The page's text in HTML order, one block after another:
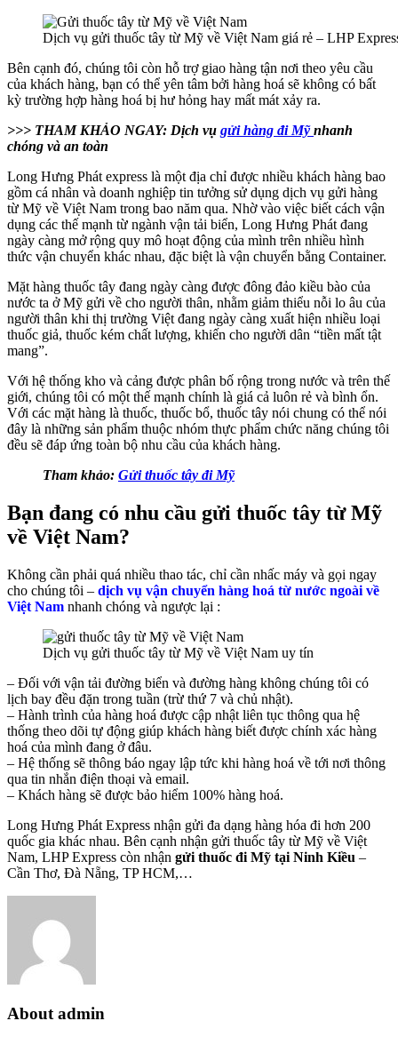
Dịch vụ gửi thuốc tây từ Mỹ về Việt Nam giá rẻ – LHP
Bên cạnh đó, chúng tôi còn hỗ trợ giao hàng tận nơi theo yêu cầu
của khách hàng, bạn có thể yên tâm bởi hàng hoá sẽ không có bất
kỳ trường hợp hàng hoá bị hư hỏng hay mất mát xảy ra.
>>> THAM KHẢO NGAY: Dịch vụ gửi hàng đi Mỹnhanh
chóng và an toàn
Long Hưng Phát express là một địa chỉ được nhiều khách hàng bao
gồm cá nhân và doanh nghiệp tin tưởng sử dụng dịch vụ gửi hàng
từ Mỹ về Việt Nam trong bao năm qua. Nhờ vào việc biết cách vận
dụng các thế mạnh từ ngành vận tải biển, Long Hưng Phát đang
ngày càng mở rộng quy mô hoạt động của mình trên nhiều hình
thức vận chuyển khác nhau, đặc biệt là vận chuyển bằng Container.
Mặt hàng thuốc tây đang ngày càng được đông đảo kiều bào của
nước ta ở Mỹ gửi về cho người thân, nhằm giảm thiểu nỗi lo âu của
người thân khi thị trường Việt đang ngày càng xuất hiện nhiều loại
thuốc giả, thuốc kém chất lượng, khiến cho người dân “tiền mất tật
mang”.
Với hệ thống kho và cảng được phân bố rộng trong nước và trên thế
giới, chúng tôi có một thế mạnh chính là giá cả luôn rẻ và bình ổn.
Với các mặt hàng là thuốc, thuốc bổ, thuốc tây nói chung có thể nói
đây là những sản phẩm thuộc nhóm thực phẩm chức năng chúng tôi
đều sẽ đáp ứng toàn bộ nhu cầu của khách hàng.
Tham khảo: Gửi thuốc tây đi Mỹ
Bạn đang có nhu cầu gửi thuốc tây từ Mỹ
về Việt Nam?
Không cần phải quá nhiều thao tác, chỉ cần nhấc máy và gọi ngay
cho chúng tôi – dịch vụ vận chuyển hàng hoá từ nước ngoài về
Việt Nam nhanh chóng và ngược lại :
Dịch vụ gửi thuốc tây từ Mỹ về Việt Nam uy tín
– Đối với vận tải đường biển và đường hàng không chúng tôi có
lịch bay đều đặn trong tuần (trừ thứ 7 và chủ nhật).
– Hành trình của hàng hoá được cập nhật liên tục thông qua hệ
thống theo dõi tự động giúp khách hàng biết được chính xác hàng
hoá của mình đang ở đâu.
– Hệ thống sẽ thông báo ngay lập tức khi hàng hoá về tới nơi thông
qua tin nhắn điện thoại và email.
– Khách hàng sẽ được bảo hiểm 100% hàng hoá.
Long Hưng Phát Express nhận gửi đa dạng hàng hóa đi hơn 200
quốc gia khác nhau. Bên cạnh nhận gửi thuốc tây từ Mỹ về Việt
Nam, LHP Express còn nhận gửi thuốc đi Mỹ tại Ninh Kiều –
Cần Thơ, Đà Nẵng, TP HCM,…
About admin